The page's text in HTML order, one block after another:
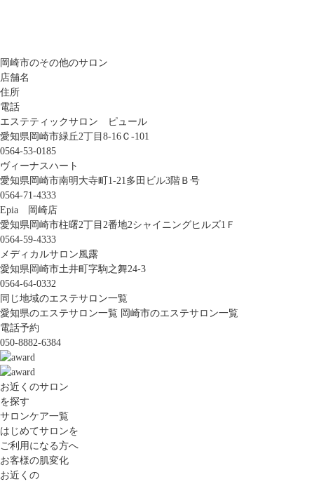
岡崎市のその他のサロン
店舗名
住所
電話
エステティックサロン ピュール
愛知県岡崎市緑丘2丁目8-16Ｃ-101
0564-53-0185
ヴィーナスハート
愛知県岡崎市南明大寺町1-21多田ビル3階Ｂ号
0564-71-4333
Epia 岡崎店
愛知県岡崎市柱曙2丁目2番地2シャイニングヒルズ1Ｆ
0564-59-4333
メディカルサロン風露
愛知県岡崎市土井町字駒之舞24-3
0564-64-0332
同じ地域のエステサロン一覧
愛知県のエステサロン一覧 岡崎市のエステサロン一覧
電話予約
050-8882-6384
お近くのサロン
を探す
サロンケア一覧
はじめてサロンを
ご利用になる方へ
お客様の肌変化
お近くの